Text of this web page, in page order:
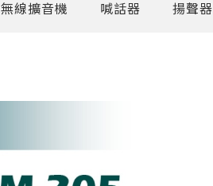
無線擴音機 喊話器 揚聲器